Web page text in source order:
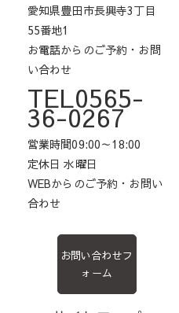
愛知県豊田市長興寺3丁目
55番地1
お電話からのご予約・お問
い合わせ
TEL0565-
36-0267
営業時間09:00～18:00
定休日 水曜日
WEBからのご予約・お問い
合わせ
お問い合わせフ
ォーム